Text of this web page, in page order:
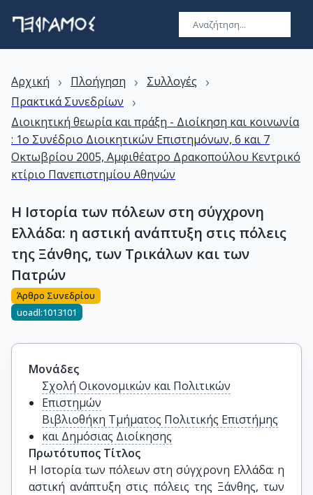
Αρχική › Πλοήγηση › Συλλογές ›
Πρακτικά Συνεδρίων ›
Διοικητική θεωρία και πράξη - Διοίκηση και κοινωνία
: 1ο Συνέδριο Διοικητικών Επιστημόνων, 6 και 7
Οκτωβρίου 2005, Αμφιθέατρο Δρακοπούλου Κεντρικό
κτίριο Πανεπιστημίου Αθηνών
Η Ιστορία των πόλεων στη σύγχρονη
Ελλάδα: η αστική ανάπτυξη στις πόλεις
της Ξάνθης, των Τρικάλων και των
Πατρών
Άρθρο Συνεδρίου
uoadl:1013101
Μονάδες
Σχολή Οικονομικών και Πολιτικών
Επιστημών
Βιβλιοθήκη Τμήματος Πολιτικής Επιστήμης
και Δημόσιας Διοίκησης
Πρωτότυπος Τίτλος
Η Ιστορία των πόλεων στη σύγχρονη Ελλάδα: η
αστική ανάπτυξη στις πόλεις της Ξάνθης, των